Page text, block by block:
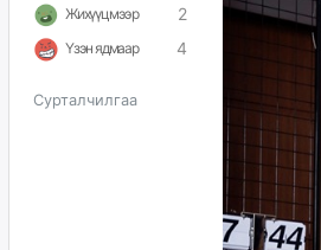
Жихүүцмээр 2
Үзэн ядмаар 4
Сурталчилгаа